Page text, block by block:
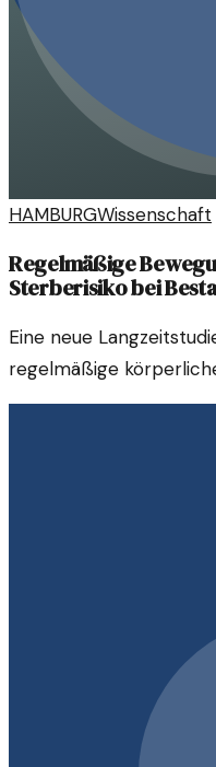
HAMBURGWissenschaft
Regelmäßige
Sterberisiko bei
Eine neue
regelmäßige
erheblich senken